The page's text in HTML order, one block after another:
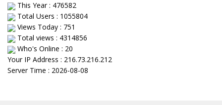
This Year : 476582
Total Users : 1055804
Views Today : 751
Total views : 4314856
Who's Online : 20
Your IP Address : 216.73.216.212
Server Time : 2026-08-08